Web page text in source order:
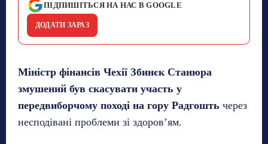
ПІДПИШІТЬСЯ НА НАС В GOOGLE
ДОДАТИ ЗАРАЗ
Міністр фінансів Чехії Збинєк Станюра
змушений був скасувати участь у
передвиборчому поході на гору Радгошть через
несподівані проблеми зі здоров’ям.